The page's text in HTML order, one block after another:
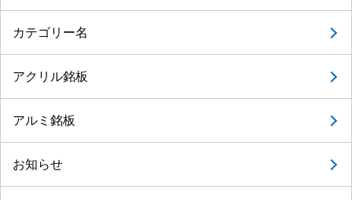
カテゴリー名
アクリル銘板
アルミ銘板
お知らせ